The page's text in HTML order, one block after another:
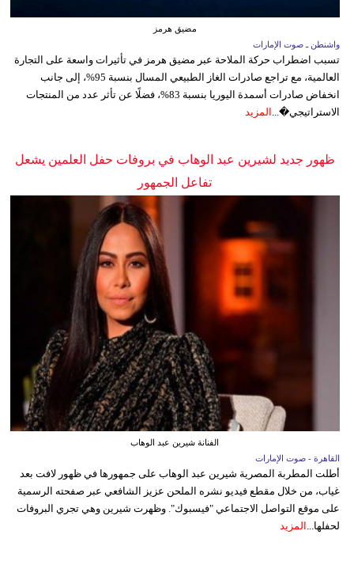
مضيق هرمز
واشنطن ـ صوت الإمارات
تسبب اضطراب حركة الملاحة عبر مضيق هرمز في تأثيرات واسعة على التجارة
العالمية، مع تراجع صادرات الغاز الطبيعي المسال بنسبة 95%، إلى جانب
انخفاض صادرات أسمدة اليوريا بنسبة 83%، فضلًا عن تأثر عدد من المنتجات
الاستراتيجي�... المزيد
ظهور جديد لشيرين عبد الوهاب في بروفات حفل العلمين يشعل
تفاعل الجمهور
الفنانة شيرين عبد الوهاب
القاهرة - صوت الإمارات
أطلت المطربة المصرية شيرين عبد الوهاب على جمهورها في ظهور لافت بعد
غياب، من خلال مقطع فيديو نشره الملحن عزيز الشافعي عبر صفحته الرسمية
على موقع التواصل الاجتماعي "فيسبوك". وظهرت شيرين وهي تجري البروفات
لحفلها... المزيد